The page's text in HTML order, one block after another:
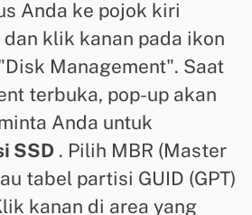
Anda ke pojok kiri
klik kanan pada ikon
Management". Saat
terbuka, pop-up akan
Anda untuk
SSD . Pilih MBR (Master
tabel partisi GUID (GPT)
kanan di area yang